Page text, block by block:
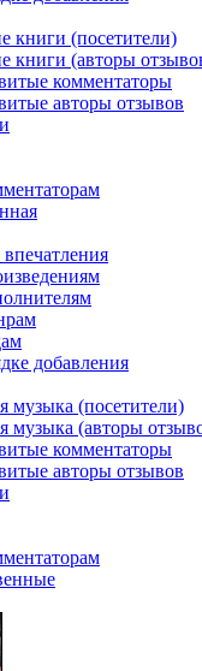
книги (посетители)
книги (авторы
комментаторы
авторы отзывов
добавления
музыка (посетители)
музыка (авторы
комментаторы
авторы отзывов